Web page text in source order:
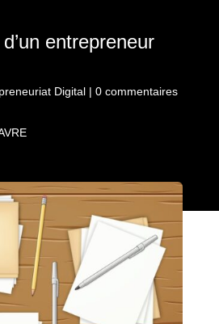
entrepreneur
Digital| 0 commentaires